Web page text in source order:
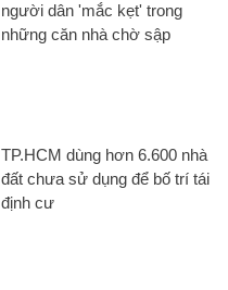
người dân 'mắc kẹt' trong
những căn nhà chờ sập
TP.HCM dùng hơn 6.600 nhà
đất chưa sử dụng để bố trí tái
định cư